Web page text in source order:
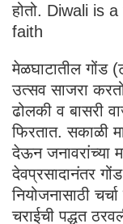
होतो. Diwali is
faith
मेळघाटातील गोंड
उत्सव साजरा
ढोलकी व बासरी
फिरतात. सकाळी
देऊन जनावरांच्या
देवप्रसादानंतर
नियोजनासाठी
चराईची पद्धत